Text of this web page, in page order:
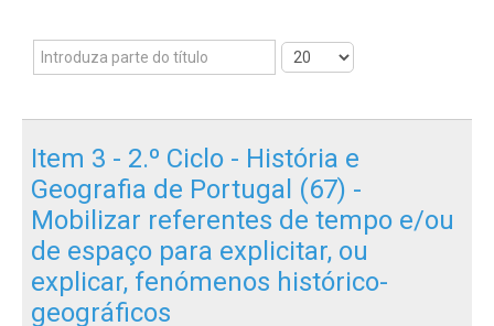
Item 3 - 2.º Ciclo - História e
Geografia de Portugal (67) -
Mobilizar referentes de tempo e/ou
de espaço para explicitar, ou
explicar, fenómenos histórico-
geográficos